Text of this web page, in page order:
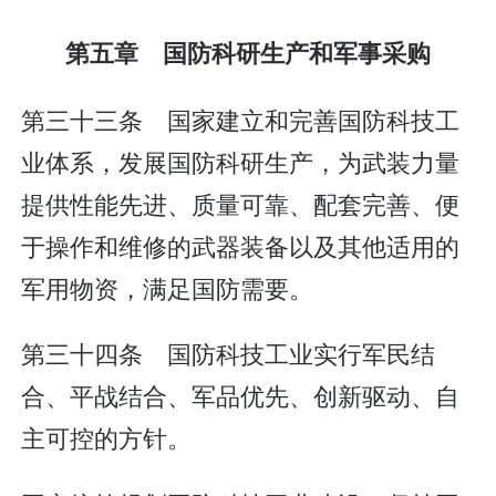
第五章 国防科研生产和军事采购
第三十三条 国家建立和完善国防科技工
业体系，发展国防科研生产，为武装力量
提供性能先进、质量可靠、配套完善、便
于操作和维修的武器装备以及其他适用的
军用物资，满足国防需要。
第三十四条 国防科技工业实行军民结
合、平战结合、军品优先、创新驱动、自
主可控的方针。